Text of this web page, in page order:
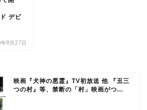
デビ
8月27日
映画『犬神の悪霊』TV初放送 他 『丑三
つの村』等、禁断の「村」映画がつ...